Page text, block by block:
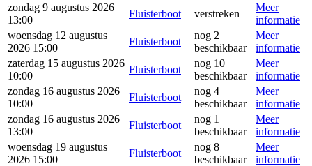
zondag 9 augustus 2026
13:00
Fluisterboot verstreken
Meer
informatie
woensdag 12 augustus
2026 15:00
Fluisterboot
nog 2
beschikbaar
Meer
informatie
zaterdag 15 augustus 2026
10:00
Fluisterboot
nog 10
beschikbaar
Meer
informatie
zondag 16 augustus 2026
10:00
Fluisterboot
nog 4
beschikbaar
Meer
informatie
zondag 16 augustus 2026
13:00
Fluisterboot
nog 1
beschikbaar
Meer
informatie
woensdag 19 augustus
2026 15:00
Fluisterboot
nog 8
beschikbaar
Meer
informatie